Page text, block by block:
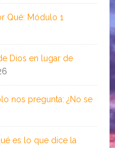
Qué: Módulo 1
Dios en lugar de
nos pregunta: ¿No se
es lo que dice la